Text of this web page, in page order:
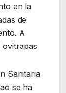
en la
de
A
ovitrapas
Sanitaria
se ha